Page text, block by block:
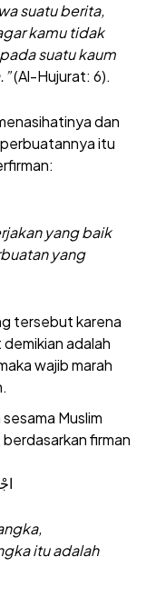
suatu berita,
kamu tidak
suatu kaum
(Al-Hujurat: 6).
dan
itu
yang baik
yang
tersebut karena
adalah
wajib marah
Muslim
firman
itu adalah